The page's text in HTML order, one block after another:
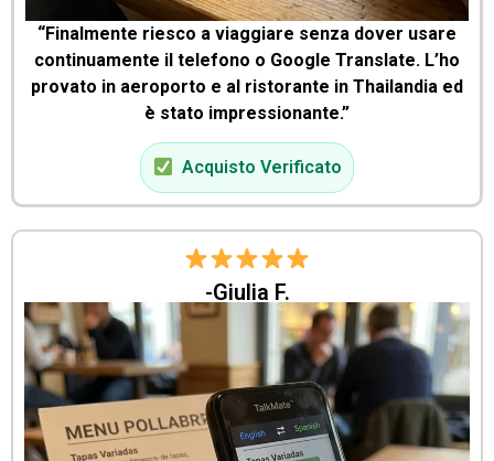
“Finalmente riesco a viaggiare senza dover usare
continuamente il telefono o Google Translate. L’ho
provato in aeroporto e al ristorante in Thailandia ed
è stato impressionante.”
Acquisto Verificato
-Giulia F.